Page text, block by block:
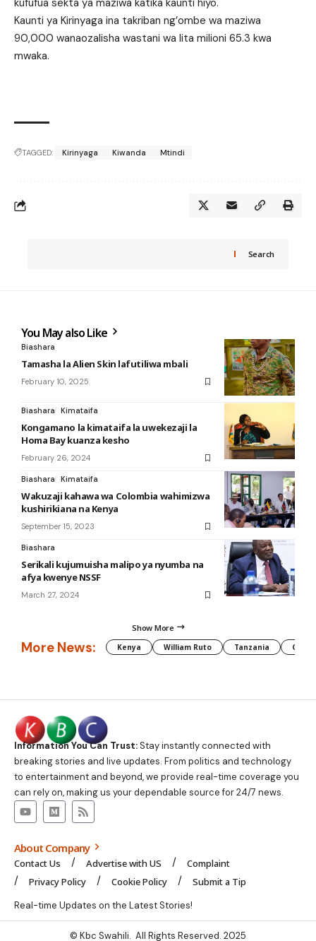
kufufua sekta ya maziwa katika kaunti hiyo.
Kaunti ya Kirinyaga ina takriban ng’ombe wa maziwa
90,000 wanaozalisha wastani wa lita milioni 65.3 kwa
mwaka.
TAGGED: Kirinyaga Kiwanda Mtindi
Search
You May also Like
Biashara
Tamasha la Alien Skin lafutiliwa mbali
February 10, 2025
Biashara Kimataifa
Kongamano la kimataifa la uwekezaji la
Homa Bay kuanza kesho
February 26, 2024
Biashara Kimataifa
Wakuzaji kahawa wa Colombia wahimizwa
kushirikiana na Kenya
September 15, 2023
Biashara
Serikali kujumuisha malipo ya nyumba na
afya kwenye NSSF
March 27, 2024
Show More
More News: Kenya William Ruto Tanzania CAF
Information You Can Trust:Stay instantly connected with
breaking stories and live updates. From politics and technology
to entertainment and beyond, we provide real-time coverage you
can rely on, making us your dependable source for 24/7 news.
About Company
Contact Us Advertise with US
Complaint
Privacy Policy
Cookie Policy Submit a Tip
Real-time Updates on the Latest Stories!
© Kbc Swahili. All Rights Reserved. 2025